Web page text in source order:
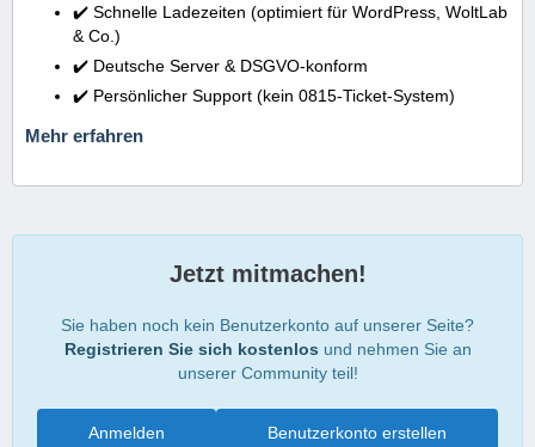
✔️ Schnelle Ladezeiten (optimiert für WordPress, WoltLab
& Co.)
✔️ Deutsche Server & DSGVO-konform
✔️ Persönlicher Support (kein 0815-Ticket-System)
Mehr erfahren
Jetzt mitmachen!
Sie haben noch kein Benutzerkonto auf unserer Seite?
Registrieren Sie sich kostenlos und nehmen Sie an
unserer Community teil!
Benutzerkonto erstellen
Anmelden